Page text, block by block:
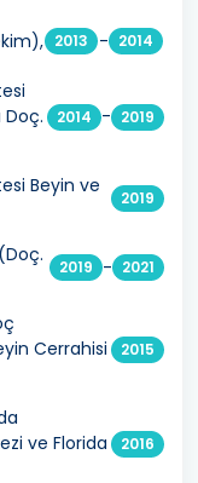
2013 - 2014
Doç.
2014 - 2019
Beyin ve
2019
2019 - 2021
Cerrahisi
2015
ve Florida
2016